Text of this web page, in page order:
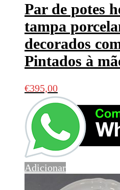
Par de potes
tampa
decorados
Pintados à
€395,00
Adicionar